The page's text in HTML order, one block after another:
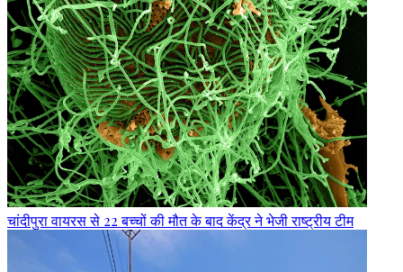
चांदीपुरा वायरस से 22 बच्चों की मौत के बाद केंद्र ने भेजी राष्ट्रीय टीम